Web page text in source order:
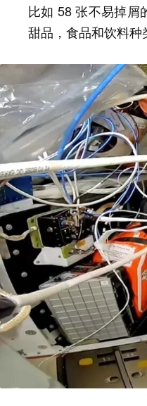
比如 58 张不易掉屑
甜品， 食品和饮料种